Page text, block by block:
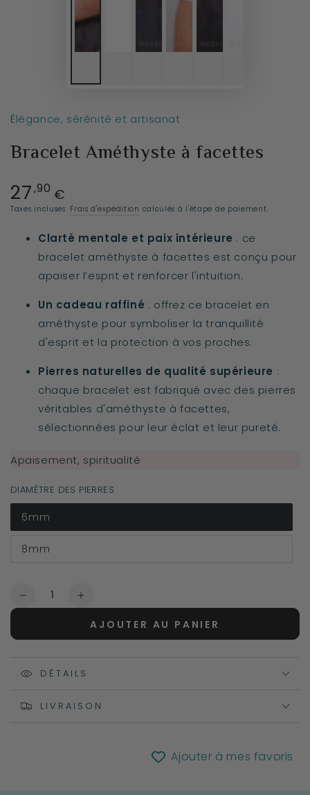
Élégance, sérénité et artisanat
Bracelet Améthyste à facettes
Prix
normal
27,90 €
Taxes incluses. Frais d'expédition calculés à l'étape de paiement.
Clarté mentale et paix intérieure : ce
bracelet améthyste à facettes est conçu pour
apaiser l’esprit et renforcer l'intuition.
Un cadeau raffiné : offrez ce bracelet en
améthyste pour symboliser la tranquillité
d'esprit et la protection à vos proches.
Pierres naturelles de qualité supérieure :
chaque bracelet est fabriqué avec des pierres
véritables d'améthyste à facettes,
sélectionnées pour leur éclat et leur pureté.
Apaisement, spiritualité
DIAMÈTRE DES PIERRES
6mm
8mm
Quantité
Réduire
Améthyste
facettes
Augmenter
quantité
Améthyste
facettes
AJOUTER AU PANIER
DÉTAILS
LIVRAISON
Ajouter à mes favoris